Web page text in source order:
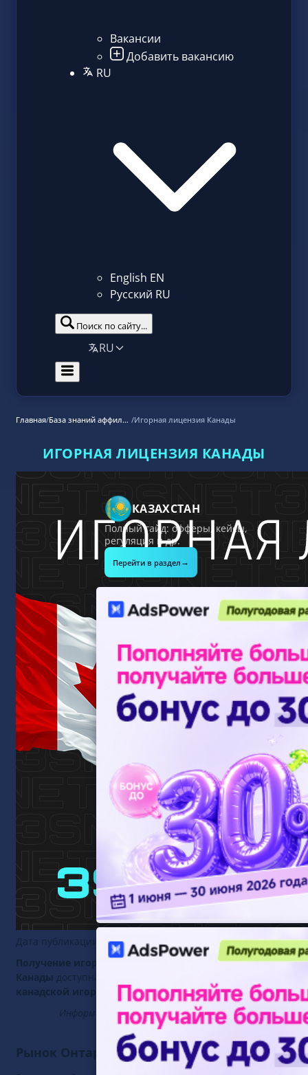
Вакансии
Добавить вакансию
RU
English EN
Русский RU
Поиск по сайту...
RU
Главная/База знаний аффилиат маркетинга /Игорная лицензия Канады
ИГОРНАЯ ЛИЦЕНЗИЯ КАНАДЫ
Дата публикации:
15 декабря 2025
Получение игорной лицензии Канады в Онтарио:
Канады доступна исключительно через провинцию
канадской игорной лицензиейдля частного онлайн-
Информация основана на публичных данных
Рынок Онтарио: Единственная канадская
КАЗАХСТАН
Полный гайд: офферы, кейсы,
регуляция и др.
Перейти в раздел →